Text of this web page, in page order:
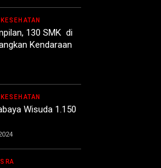
130 SMK di
Kendaraan
Wisuda 1.150